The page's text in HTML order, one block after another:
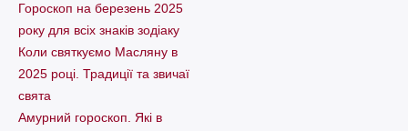
Гороскоп на березень 2025
року для всіх знаків зодіаку
Коли святкуємо Масляну в
2025 році. Традиції та звичаї
свята
Амурний гороскоп. Які в